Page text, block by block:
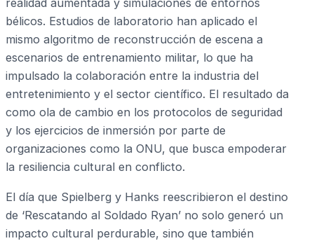
realidad aumentada y simulaciones de entornos
bélicos. Estudios de laboratorio han aplicado el
mismo algoritmo de reconstrucción de escena a
escenarios de entrenamiento militar, lo que ha
impulsado la colaboración entre la industria del
entretenimiento y el sector científico. El resultado da
como ola de cambio en los protocolos de seguridad
y los ejercicios de inmersión por parte de
organizaciones como la ONU, que busca empoderar
la resiliencia cultural en conflicto.
El día que Spielberg y Hanks reescribieron el destino
de ‘Rescatando al Soldado Ryan’ no solo generó un
impacto cultural perdurable, sino que también